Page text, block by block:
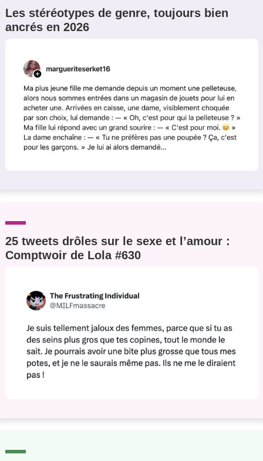
Les stéréotypes de genre, toujours bien
ancrés en 2026
25 tweets drôles sur le sexe et l’amour :
Comptwoir de Lola #630